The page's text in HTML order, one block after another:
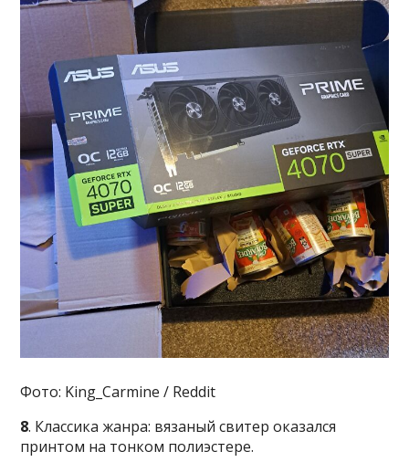
Фото: King_Carmine / Reddit
8. Классика жанра: вязаный свитер оказался
принтом на тонком полиэстере.